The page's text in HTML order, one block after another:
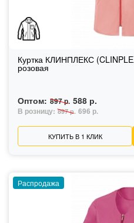
Куртка КЛИНПЛЕКС
розовая
Оптом: 897 р. 588 р.
В розницу: 897 р. 696 р.
КУПИТЬ В 1 КЛИК
Распродажа